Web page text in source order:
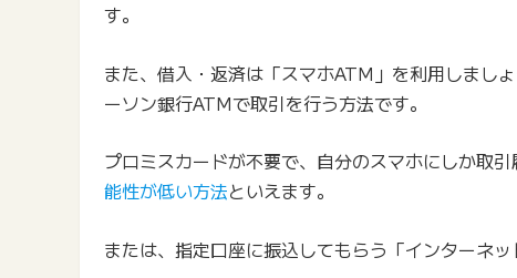
す。
また、借入・返済は「スマホATM」を利用しまし
ーソン銀行ATMで取引を行う方法です。
プロミスカードが不要で、自分のスマホにしか取引
能性が低い方法といえます。
または、指定口座に振込してもらう「インターネッ